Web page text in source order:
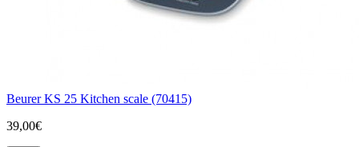
Beurer KS 25 Kitchen scale (70415)
39,00€